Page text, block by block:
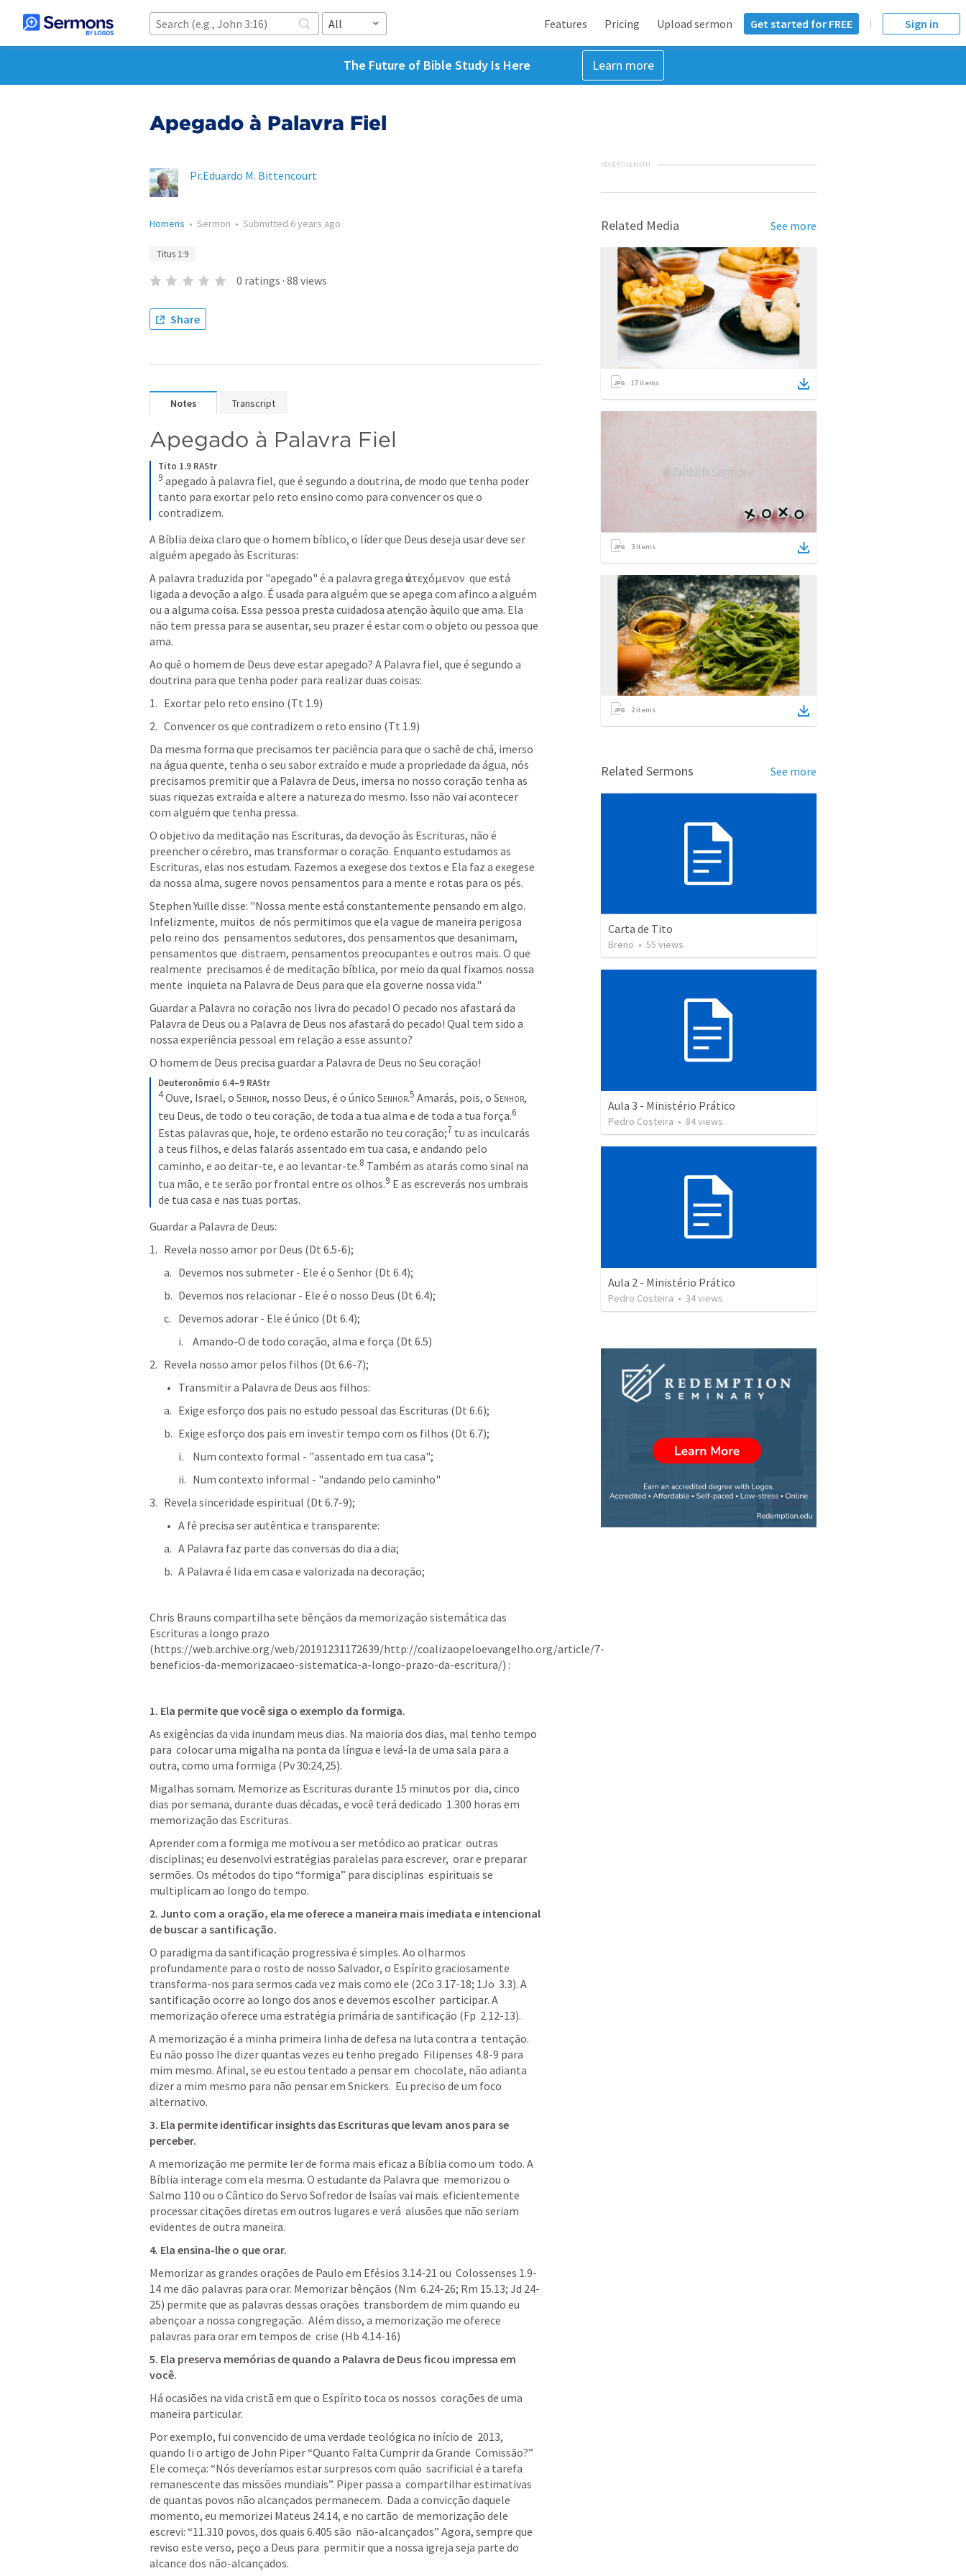
All Features Pricing Upload sermon Get started for FREE Sign in
The Future of Bible Study Is Here Learn more
Apegado à Palavra Fiel
Pr.Eduardo M. Bittencourt
Homens • Sermon • Submitted 6 years ago
Titus 1:9
0 ratings · 88 views
Share
Notes Transcript
Apegado à Palavra Fiel
Tito 1.9 RAStr
9 apegado à palavra fiel, que é segundo a doutrina, de modo que tenha poder
tanto para exortar pelo reto ensino como para convencer os que o
contradizem.
A Bíblia deixa claro que o homem bíblico, o líder que Deus deseja usar deve ser
alguém apegado às Escrituras:
A palavra traduzida por "apegado" é a palavra grega ἀντεχόμενον  que está
ligada a devoção a algo. É usada para alguém que se apega com afinco a alguém
ou a alguma coisa. Essa pessoa presta cuidadosa atenção àquilo que ama. Ela
não tem pressa para se ausentar, seu prazer é estar com o objeto ou pessoa que
ama.
Ao quê o homem de Deus deve estar apegado? A Palavra fiel, que é segundo a
doutrina para que tenha poder para realizar duas coisas:
Exortar pelo reto ensino (Tt 1.9)
Convencer os que contradizem o reto ensino (Tt 1.9)
Da mesma forma que precisamos ter paciência para que o sachê de chá, imerso
na água quente, tenha o seu sabor extraído e mude a propriedade da água, nós
precisamos premitir que a Palavra de Deus, imersa no nosso coração tenha as
suas riquezas extraída e altere a natureza do mesmo. Isso não vai acontecer
com alguém que tenha pressa.
O objetivo da meditação nas Escrituras, da devoção às Escrituras, não é
preencher o cérebro, mas transformar o coração. Enquanto estudamos as
Escrituras, elas nos estudam. Fazemos a exegese dos textos e Ela faz a exegese
da nossa alma, sugere novos pensamentos para a mente e rotas para os pés.
Stephen Yuille disse: "Nossa mente está constantemente pensando em algo.
Infelizmente, muitos  de nós permitimos que ela vague de maneira perigosa
pelo reino dos  pensamentos sedutores, dos pensamentos que desanimam,
pensamentos que  distraem, pensamentos preocupantes e outros mais. O que
realmente  precisamos é de meditação bíblica, por meio da qual fixamos nossa
mente  inquieta na Palavra de Deus para que ela governe nossa vida."
Guardar a Palavra no coração nos livra do pecado! O pecado nos afastará da
Palavra de Deus ou a Palavra de Deus nos afastará do pecado! Qual tem sido a
nossa experiência pessoal em relação a esse assunto?
O homem de Deus precisa guardar a Palavra de Deus no Seu coração!
Deuteronômio 6.4–9 RAStr
4Ouve, Israel, o Senhor, nosso Deus, é o único Senhor.5 Amarás, pois, o Senhor,
teu Deus, de todo o teu coração, de toda a tua alma e de toda a tua força.6
Estas palavras que, hoje, te ordeno estarão no teu coração;7 tu as inculcarás
a teus filhos, e delas falarás assentado em tua casa, e andando pelo
caminho, e ao deitar-te, e ao levantar-te.8 Também as atarás como sinal na
tua mão, e te serão por frontal entre os olhos.9 E as escreverás nos umbrais
de tua casa e nas tuas portas.
Guardar a Palavra de Deus:
Revela nosso amor por Deus (Dt 6.5-6);
Devemos nos submeter - Ele é o Senhor (Dt 6.4);
Devemos nos relacionar - Ele é o nosso Deus (Dt 6.4);
Devemos adorar - Ele é único (Dt 6.4);
Amando-O de todo coração, alma e força (Dt 6.5)
Revela nosso amor pelos filhos (Dt 6.6-7);
Transmitir a Palavra de Deus aos filhos:
Exige esforço dos pais no estudo pessoal das Escrituras (Dt 6.6);
Exige esforço dos pais em investir tempo com os filhos (Dt 6.7);
Num contexto formal - "assentado em tua casa";
Num contexto informal - "andando pelo caminho"
Revela sinceridade espiritual (Dt 6.7-9);
A fé precisa ser autêntica e transparente:
A Palavra faz parte das conversas do dia a dia;
A Palavra é lida em casa e valorizada na decoração;
Chris Brauns compartilha sete bênçãos da memorização sistemática das
Escrituras a longo prazo
(https://web.archive.org/web/20191231172639/http://coalizaopeloevangelho.org/article/7-
beneficios-da-memorizacaeo-sistematica-a-longo-prazo-da-escritura/) :
1. Ela permite que você siga o exemplo da formiga.
As exigências da vida inundam meus dias. Na maioria dos dias, mal tenho tempo
para  colocar uma migalha na ponta da língua e levá-la de uma sala para a
outra, como uma formiga (Pv 30:24,25).
Migalhas somam. Memorize as Escrituras durante 15 minutos por  dia, cinco
dias por semana, durante duas décadas, e você terá dedicado  1.300 horas em
memorização das Escrituras.
Aprender com a formiga me motivou a ser metódico ao praticar  outras
disciplinas; eu desenvolvi estratégias paralelas para escrever,  orar e preparar
sermões. Os métodos do tipo “formiga” para disciplinas  espirituais se
multiplicam ao longo do tempo.
2. Junto com a oração, ela me oferece a maneira mais imediata e intencional
de buscar a santificação.
O paradigma da santificação progressiva é simples. Ao olharmos
profundamente para o rosto de nosso Salvador, o Espírito graciosamente
transforma-nos para sermos cada vez mais como ele (2Co 3.17-18; 1Jo  3.3). A
santificação ocorre ao longo dos anos e devemos escolher  participar. A
memorização oferece uma estratégia primária de santificação (Fp  2.12-13).
A memorização é a minha primeira linha de defesa na luta contra a  tentação.
Eu não posso lhe dizer quantas vezes eu tenho pregado Filipenses 4.8-9 para
mim mesmo. Afinal, se eu estou tentado a pensar em  chocolate, não adianta
dizer a mim mesmo para não pensar em Snickers.  Eu preciso de um foco
alternativo.
3. Ela permite identificar insights das Escrituras que levam anos para se
perceber.
A memorização me permite ler de forma mais eficaz a Bíblia como um  todo. A
Salmo 110 ou o Cântico do Servo Sofredor de Isaías vai mais  eficientemente
processar citações diretas em outros lugares e verá  alusões que não seriam
evidentes de outra maneira.
4. Ela ensina-lhe o que orar.
Memorizar as grandes orações de Paulo em Efésios 3.14-21 ou Colossenses 1.9-
14 me dão palavras para orar. Memorizar bênçãos (Nm  6.24-26; Rm 15.13; Jd 24-
25) permite que as palavras dessas orações  transbordem de mim quando eu
abençoar a nossa congregação.  Além disso, a memorização me oferece
palavras para orar em tempos de  crise (Hb 4.14-16)
5. Ela preserva memórias de quando a Palavra de Deus ficou impressa em
você.
Há ocasiões na vida cristã em que o Espírito toca os nossos  corações de uma
maneira particular.
Por exemplo, fui convencido de uma verdade teológica no início de  2013,
quando li o artigo de John Piper “Quanto Falta Cumprir da Grande  Comissão?”
Ele começa: “Nós deveríamos estar surpresos com quão  sacrificial é a tarefa
remanescente das missões mundiais”. Piper passa a  compartilhar estimativas
de quantas povos não alcançados permanecem.  Dada a convicção daquele
momento, eu memorizei Mateus 24.14, e no cartão  de memorização dele
escrevi: “11.310 povos, dos quais 6.405 são  não-alcançados” Agora, sempre que
reviso este verso, peço a Deus para  permitir que a nossa igreja seja parte do
alcance dos não-alcançados.
ADVERTISEMENT
Related Media See more
17 items
3 items
2items
Related Sermons See more
Carta de Tito
Breno • 55 views
Aula 3 - Ministério Prático
Pedro Costeira • 84views
Aula 2 - Ministério Prático
Pedro Costeira • 34views